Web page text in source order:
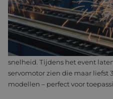
uiterst precieze en volledig
mechanische complexiteit én
Maak naast de interessante
multipoolarchitectuur;
ooit, zonder concessies te doen
snelheid. Tijdens het event
servomotor zien die maar liefst
modellen – perfect voor